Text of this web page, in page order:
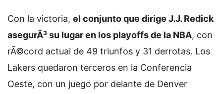
Con la victoria, el conjunto que dirige J.J. Redick
asegurÃ³ su lugar en los playoffs de la NBA, con
rÃ©cord actual de 49 triunfos y 31 derrotas. Los
Lakers quedaron terceros en la Conferencia
Oeste, con un juego por delante de Denver